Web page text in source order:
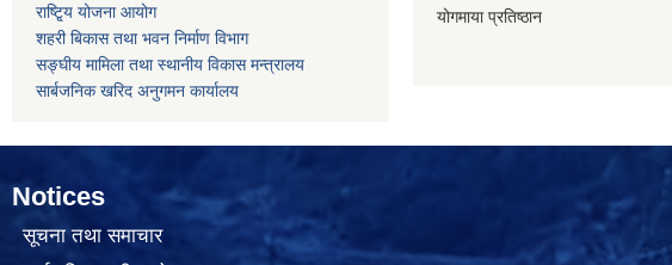
राष्टि्ृय योजना आयोग
शहरी बिकास तथा भवन निर्माण विभाग
सङ्घीय मामिला तथा स्थानीय विकास मन्त्रालय
सार्बजनिक खरिद अनुगमन कार्यालय
योगमाया प्रतिष्ठान
Notices
सूचना तथा समाचार